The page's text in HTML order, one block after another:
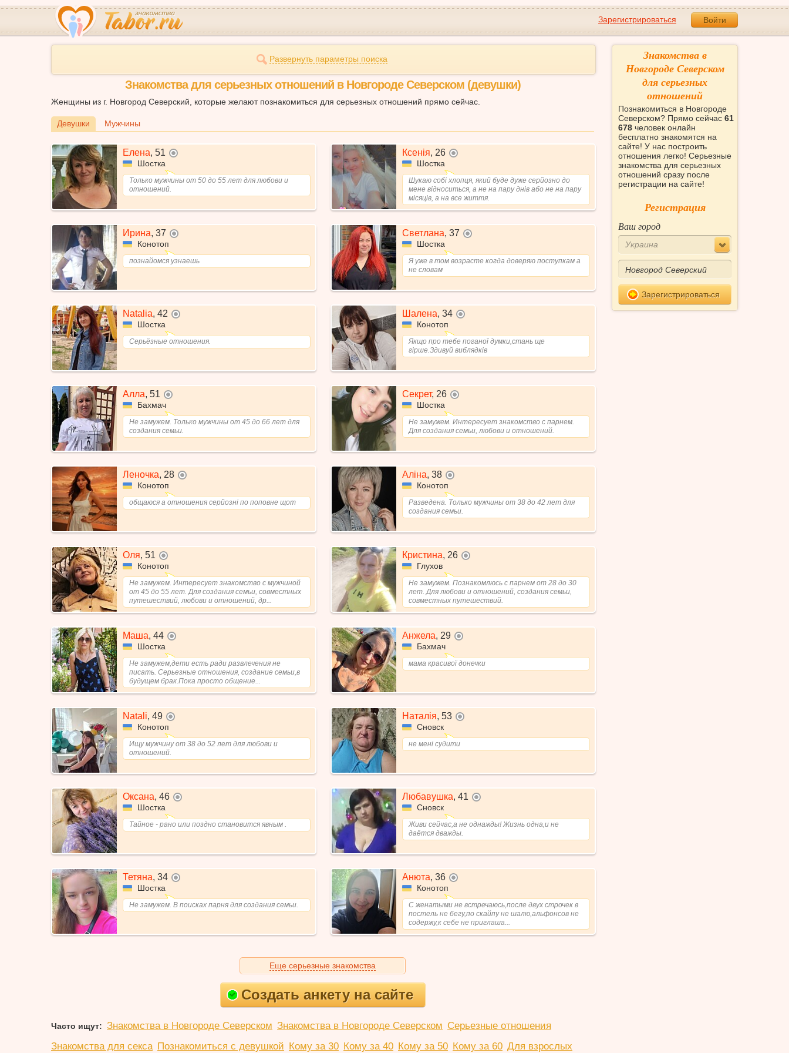
Зарегистрироваться Войти
Развернуть параметры поиска
Знакомства для серьезных отношений в Новгороде Северском (девушки)
Женщины из г. Новгород Северский, которые желают познакомиться для серьезных отношений прямо сейчас.
Девушки Мужчины
Елена, 51
Шостка
Только мужчины от 50 до 55 лет для любови и
отношений.
Ксенія, 26
Шостка
Шукаю собі хлопця, який буде дуже серйозно до
мене відноситься, а не на пару днів або не на пару
місяців, а на все життя.
Ирина, 37
Конотоп
познайомся узнаешь
Светлана, 37
Шостка
Я уже в том возрасте когда доверяю поступкам а
не словам
Natalia, 42
Шостка
Серьёзные отношения.
Шалена, 34
Конотоп
Якщо про тебе поганої думки,стань ще
гірше.Здивуй виблядків
Алла, 51
Бахмач
Не замужем. Только мужчины от 45 до 66 лет для
создания семьи.
Секрет, 26
Шостка
Не замужем. Интересует знакомство с парнем.
Для создания семьи, любови и отношений.
Леночка, 28
Конотоп
общаюся а отношения серйозні по поповне щот
Аліна, 38
Конотоп
Разведена. Только мужчины от 38 до 42 лет для
создания семьи.
Оля, 51
Конотоп
Не замужем. Интересует знакомство с мужчиной
от 45 до 55 лет. Для создания семьи, совместных
путешествий, любови и отношений, др...
Кристина, 26
Глухов
Не замужем. Познакомлюсь с парнем от 28 до 30
лет. Для любови и отношений, создания семьи,
совместных путешествий.
Маша, 44
Шостка
Не замужем,дети есть ради развлечения не
писать. Серьезные отношения, создание семьи,в
будущем брак.Пока просто общение...
Анжела, 29
Бахмач
мама красивої донечки
Natali, 49
Конотоп
Ищу мужчину от 38 до 52 лет для любови и
отношений.
Наталія, 53
Сновск
не мені судити
Оксана, 46
Шостка
Тайное - рано или поздно становится явным .
Любавушка, 41
Сновск
Живи сейчас,а не однажды! Жизнь одна,и не
даётся дважды.
Тетяна, 34
Шостка
Не замужем. В поисках парня для создания семьи.
Анюта, 36
Конотоп
С женатыми не встречаюсь,после двух строчек в
постель не бегу,по скайпу не шалю,альфонсов не
содержу,к себе не приглаша...
Еще серьезные знакомства
Создать анкету на сайте
Часто ищут: Знакомства в Новгороде Северском Знакомства в Новгороде Северском Серьезные отношения
Знакомства для секса Познакомиться с девушкой Кому за 30 Кому за 40 Кому за 50 Кому за 60 Для взрослых
Знакомства в
Новгороде Северском
для серьезных
отношений
Познакомиться в Новгороде
Северском? Прямо сейчас 61
678 человек онлайн
бесплатно знакомятся на
сайте! У нас построить
отношения легко! Серьезные
знакомства для серьезных
отношений сразу после
регистрации на сайте!
Регистрация
Ваш город
Украина
Зарегистрироваться